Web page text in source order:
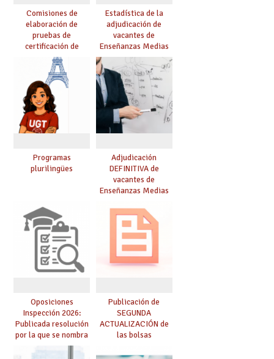
Comisiones de
elaboración de
pruebas de
certificación de
competencia
lingüística: publicada
resolución definitiva
Estadística de la
adjudicación de
vacantes de
Enseñanzas Medias
para el curso 26/27
Programas
plurilingües
Adjudicación
DEFINITIVA de
vacantes de
Enseñanzas Medias
Oposiciones
Inspección 2026:
Publicada resolución
por la que se nombra
funcionarios/as en
prácticas, se regulan
Publicación de
SEGUNDA
ACTUALIZACIÓN de
las bolsas
Cuerpo de Maestros